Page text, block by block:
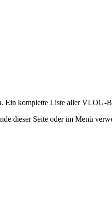
Ein komplette Liste aller VLOG-
dieser Seite oder im Menü